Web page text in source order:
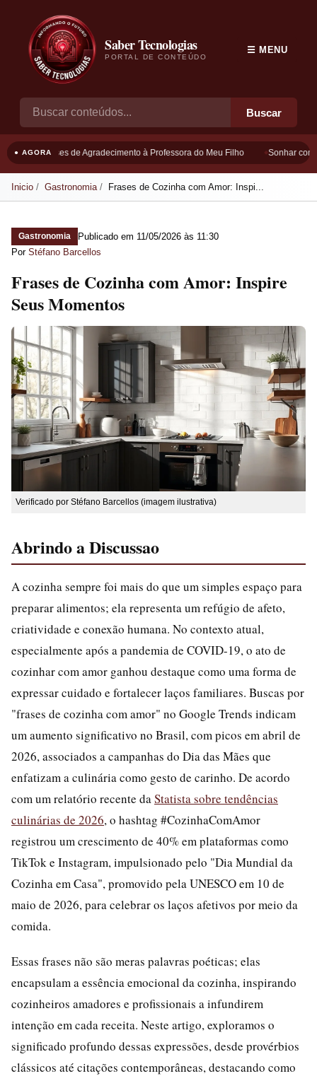
Saber Tecnologias
PORTAL DE CONTEÚDO
Buscar
☰ MENU
● AGORAFrases de Agradecimento à Professora do Meu Filho Sonhar com
Inicio Gastronomia Frases de Cozinha com Amor: Inspi...
Gastronomia Publicado em 11/05/2026 às 11:30
Por Stéfano Barcellos
Frases de Cozinha com Amor: Inspire
Seus Momentos
Verificado por Stéfano Barcellos (imagem ilustrativa)
Abrindo a Discussao
A cozinha sempre foi mais do que um simples espaço para
preparar alimentos; ela representa um refúgio de afeto,
criatividade e conexão humana. No contexto atual,
especialmente após a pandemia de COVID-19, o ato de
cozinhar com amor ganhou destaque como uma forma de
expressar cuidado e fortalecer laços familiares. Buscas por
"frases de cozinha com amor" no Google Trends indicam
um aumento significativo no Brasil, com picos em abril de
2026, associados a campanhas do Dia das Mães que
enfatizam a culinária como gesto de carinho. De acordo
com um relatório recente daStatista sobre tendências
culinárias de 2026, o hashtag #CozinhaComAmor
registrou um crescimento de 40% em plataformas como
TikTok e Instagram, impulsionado pelo "Dia Mundial da
Cozinha em Casa", promovido pela UNESCO em 10 de
maio de 2026, para celebrar os laços afetivos por meio da
comida.
Essas frases não são meras palavras poéticas; elas
encapsulam a essência emocional da cozinha, inspirando
cozinheiros amadores e profissionais a infundirem
intenção em cada receita. Neste artigo, exploramos o
significado profundo dessas expressões, desde provérbios
clássicos até citações contemporâneas, destacando como